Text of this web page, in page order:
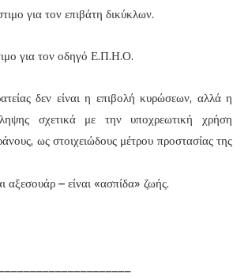
για τον επιβάτη δικύκλων.
για τον οδηγό Ε.Π.Η.Ο.
δεν είναι η επιβολή κυρώσεων, αλλά η
σχετικά με την υποχρεωτική χρήση
ως στοιχειώδους μέτρου προστασίας της
αξεσουάρ – είναι «ασπίδα» ζωής.